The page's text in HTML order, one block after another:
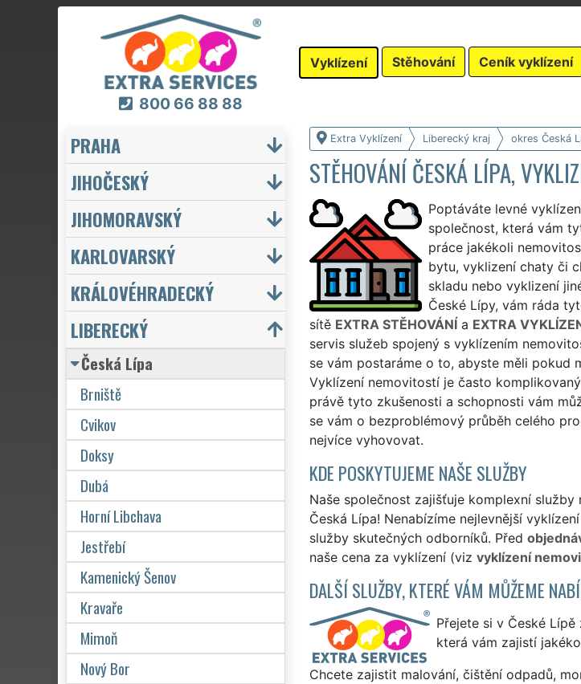
800 66 88 88
Vyklízení Stěhování Ceník vyklízení
Extra Vyklízení Liberecký kraj okres Česká
STĚHOVÁNÍ ČESKÁ LÍPA,
Poptáváte levné
společnost, která vám
práce jakékoli
bytu, vyklizení chaty či
skladu nebo vyklizení
České Lípy, vám ráda
sítě EXTRA STĚHOVÁNÍa EXTRA
servis služeb spojený s vyklízením
se vám postaráme o to, abyste měli pokud
Vyklízení nemovitostí je často
právě tyto zkušenosti a schopnosti vám
se vám o bezproblémový průběh celého
nejvíce vyhovovat.
KDE POSKYTUJEME NAŠE SLUŽBY
Naše společnost zajišťuje komplexní
Česká Lípa! Nenabízíme nejlevnější
služby skutečných odborníků. Před
naše cena za vyklízení (viz vyklízení
DALŠÍ SLUŽBY, KTERÉ VÁM MŮŽEME
Přejete si v České
která vám zajistí
Chcete zajistit malování, čištění odpadů,
PRAHA
JIHOČESKÝ
JIHOMORAVSKÝ
KARLOVARSKÝ
KRÁLOVÉHRADECKÝ
LIBERECKÝ
Česká Lípa
Brniště
Cvikov
Doksy
Dubá
Horní Libchava
Jestřebí
Kamenický Šenov
Kravaře
Mimoň
Nový Bor